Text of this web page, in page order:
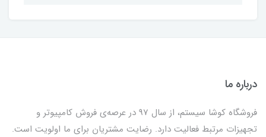
درباره ما
فروشگاه کوشا سیستم، از سال 97 در عرصه‌ی فروش کامپیوتر و
تجهیزات مرتبط فعالیت دارد. رضایت مشتریان برای ما اولویت است.